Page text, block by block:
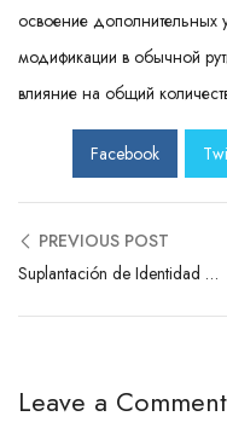
освоение
модификации в обычной
влияние на общий
Facebook
PREVIOUS POST
Suplantación de Identidad en Casinos: Guía de Protección para Jugadores
Leave a Comment